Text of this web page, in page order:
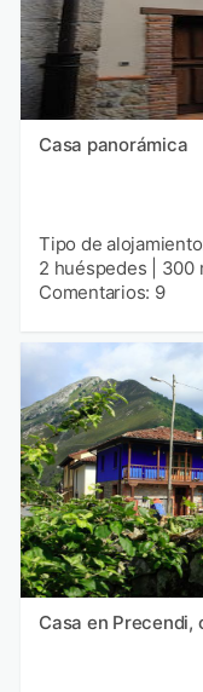
Casa panorámica
Tipo de
2 huéspedes
300
Comentarios: 9
Casa en Precendi,